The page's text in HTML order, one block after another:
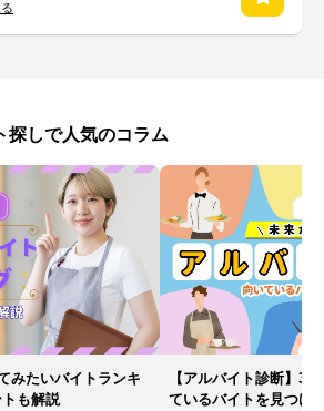
探しで人気のコラム
みたいバイトランキ
も解説
【アルバイト診断】
ているバイトを見つけ